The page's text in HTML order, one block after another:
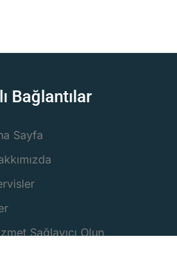
Bağlantılar
Sayfa
Sağlayıcı Olun